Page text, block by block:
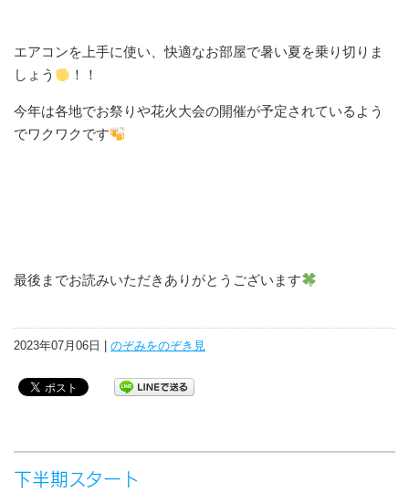
エアコンを上手に使い、快適なお部屋で暑い夏を乗り切りま
しょう
！！
今年は各地でお祭りや花火大会の開催が予定されているよう
でワクワクです
最後までお読みいただきありがとうございます
2023年07月06日 | のぞみをのぞき見
下半期スタート